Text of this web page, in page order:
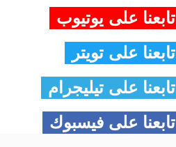
تابعنا على يوتيوب
تابعنا على تويتر
تابعنا على تيليجرام
تابعنا على فيسبوك